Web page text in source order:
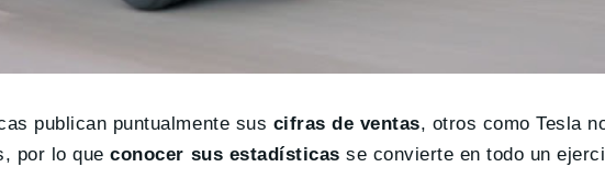
publican puntualmente sus cifras de ventas, otros como Tesla
por lo queconocer sus estadísticas se convierte en todo un